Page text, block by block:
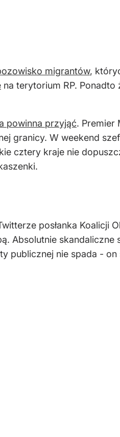
migrantów,
na terytorium RP. Ponadto
powinna przyjąć. Premier
granicy. W weekend
cztery kraje nie
posłanka Koalicji
Absolutnie skandaliczne
publicznej nie spada -